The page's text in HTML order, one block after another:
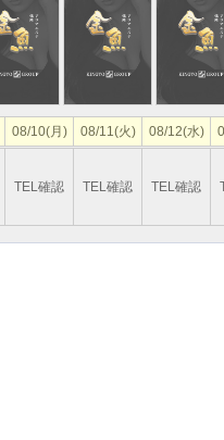
08/10(月) 08/11(火) 08/12(水)
TEL確認 TEL確認 TEL確認